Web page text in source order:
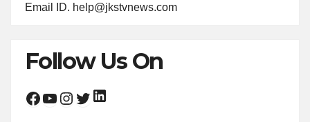
Email ID. help@jkstvnews.com
Follow Us On
Facebook YouTube Instagram Twitter LinkedIn